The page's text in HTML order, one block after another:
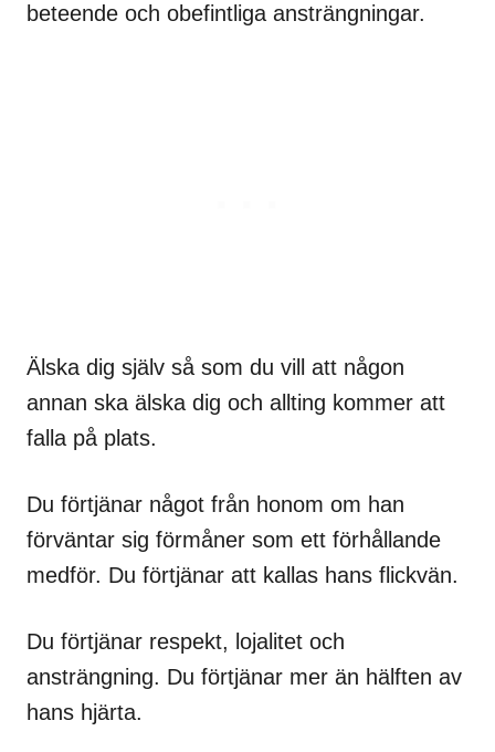
beteende och obefintliga ansträngningar.
Älska dig själv så som du vill att någon
annan ska älska dig och allting kommer att
falla på plats.
Du förtjänar något från honom om han
förväntar sig förmåner som ett förhållande
medför. Du förtjänar att kallas hans flickvän.
Du förtjänar respekt, lojalitet och
ansträngning. Du förtjänar mer än hälften av
hans hjärta.